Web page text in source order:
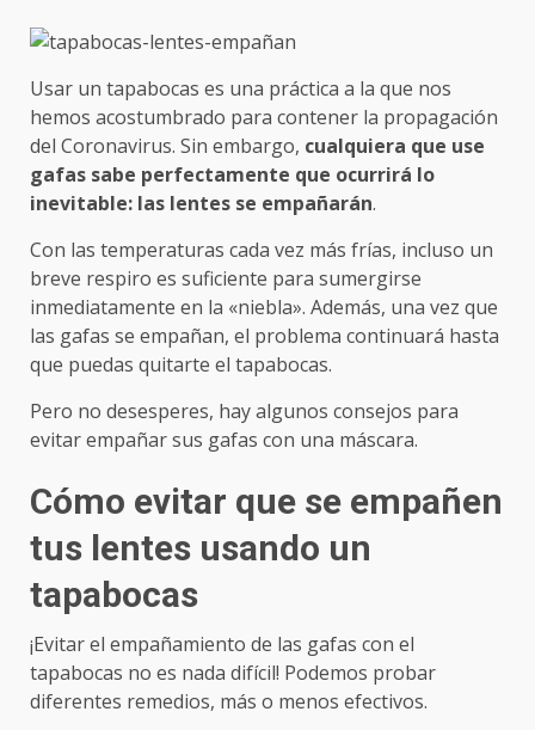
Usar un tapabocas es una práctica a la que nos
hemos acostumbrado para contener la propagación
del Coronavirus. Sin embargo, cualquiera que use
gafas sabe perfectamente que ocurrirá lo
inevitable: las lentes se empañarán.
Con las temperaturas cada vez más frías, incluso un
breve respiro es suficiente para sumergirse
inmediatamente en la «niebla». Además, una vez que
las gafas se empañan, el problema continuará hasta
que puedas quitarte el tapabocas.
Pero no desesperes, hay algunos consejos para
evitar empañar sus gafas con una máscara.
Cómo evitar que se empañen
tus lentes usando un
tapabocas
¡Evitar el empañamiento de las gafas con el
tapabocas no es nada difícil! Podemos probar
diferentes remedios, más o menos efectivos.